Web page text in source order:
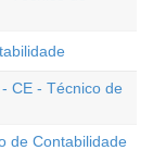
CE - Técnico de
de Contabilidade